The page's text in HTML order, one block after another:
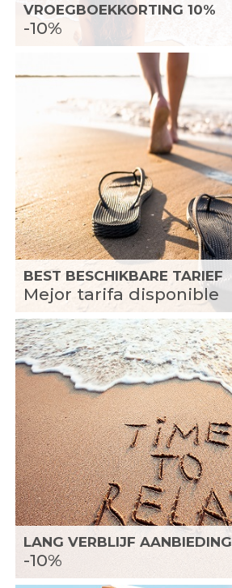
VROEGBOEKKORTING 10%
-10%
BEST BESCHIKBARE TARIEF
Mejor tarifa disponible
LANG VERBLIJF AANBIEDING
-10%